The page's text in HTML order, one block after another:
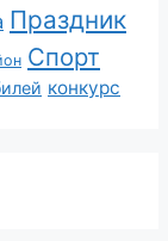
Праздник
Спорт
конкурс